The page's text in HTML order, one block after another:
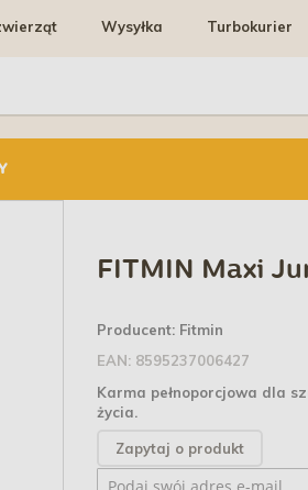
Wysyłka Turbokurier
FITMIN Maxi
Producent: Fitmin
EAN: 8595237006427
Karma pełnoporcjowa dla
życia.
Zapytaj o produkt